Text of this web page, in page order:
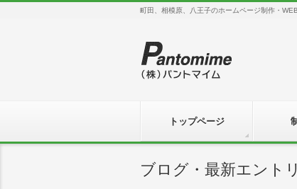
町田、相模原、八王子のホームページ制作・
トップページ
ブログ・最新エント